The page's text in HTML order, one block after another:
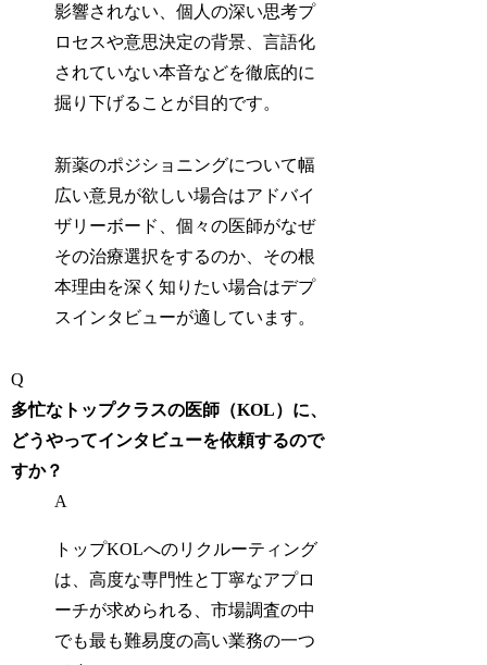
影響されない、個人の深い思考プ
ロセスや意思決定の背景、言語化
されていない本音などを徹底的に
掘り下げることが目的です。
新薬のポジショニングについて幅
広い意見が欲しい場合はアドバイ
ザリーボード、個々の医師がなぜ
その治療選択をするのか、その根
本理由を深く知りたい場合はデプ
スインタビューが適しています。
Q
多忙なトップクラスの医師（KOL）に、
どうやってインタビューを依頼するので
すか？
A
トップKOLへのリクルーティング
は、高度な専門性と丁寧なアプロ
ーチが求められる、市場調査の中
でも最も難易度の高い業務の一つ